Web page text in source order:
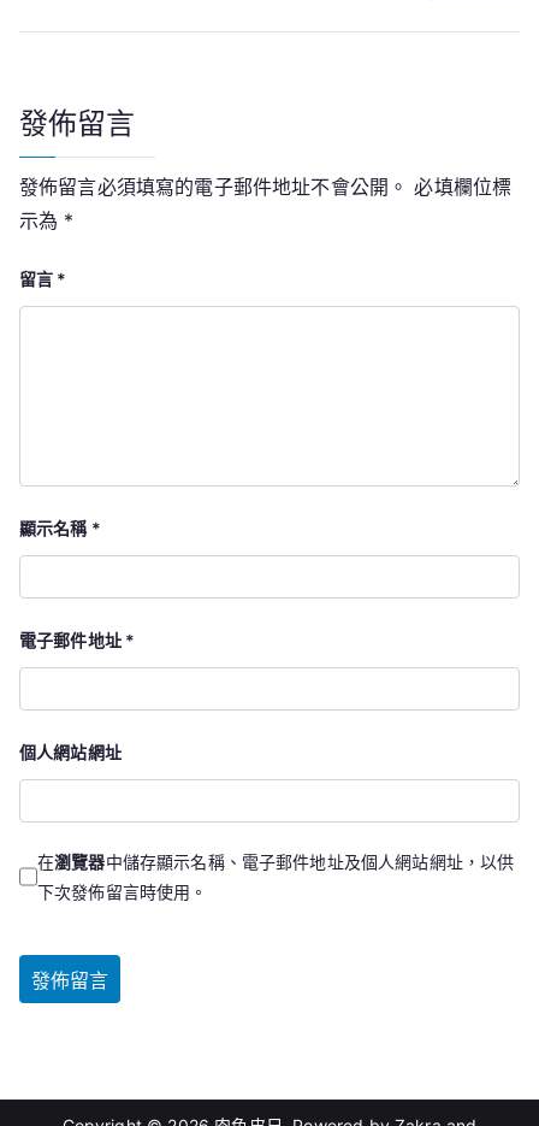
覽
發佈留言
發佈留言必須填寫的電子郵件地址不會公開。 必填欄位標
示為 *
留言 *
顯示名稱 *
電子郵件地址 *
個人網站網址
在瀏覽器中儲存顯示名稱、電子郵件地址及個人網站網址，以供
下次發佈留言時使用。